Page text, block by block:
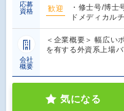
応募
資格
歓迎
・修士号/博士
ドメディカル
会社
概要
＜企業概要＞ 幅広い
を有する外資系上場
気になる